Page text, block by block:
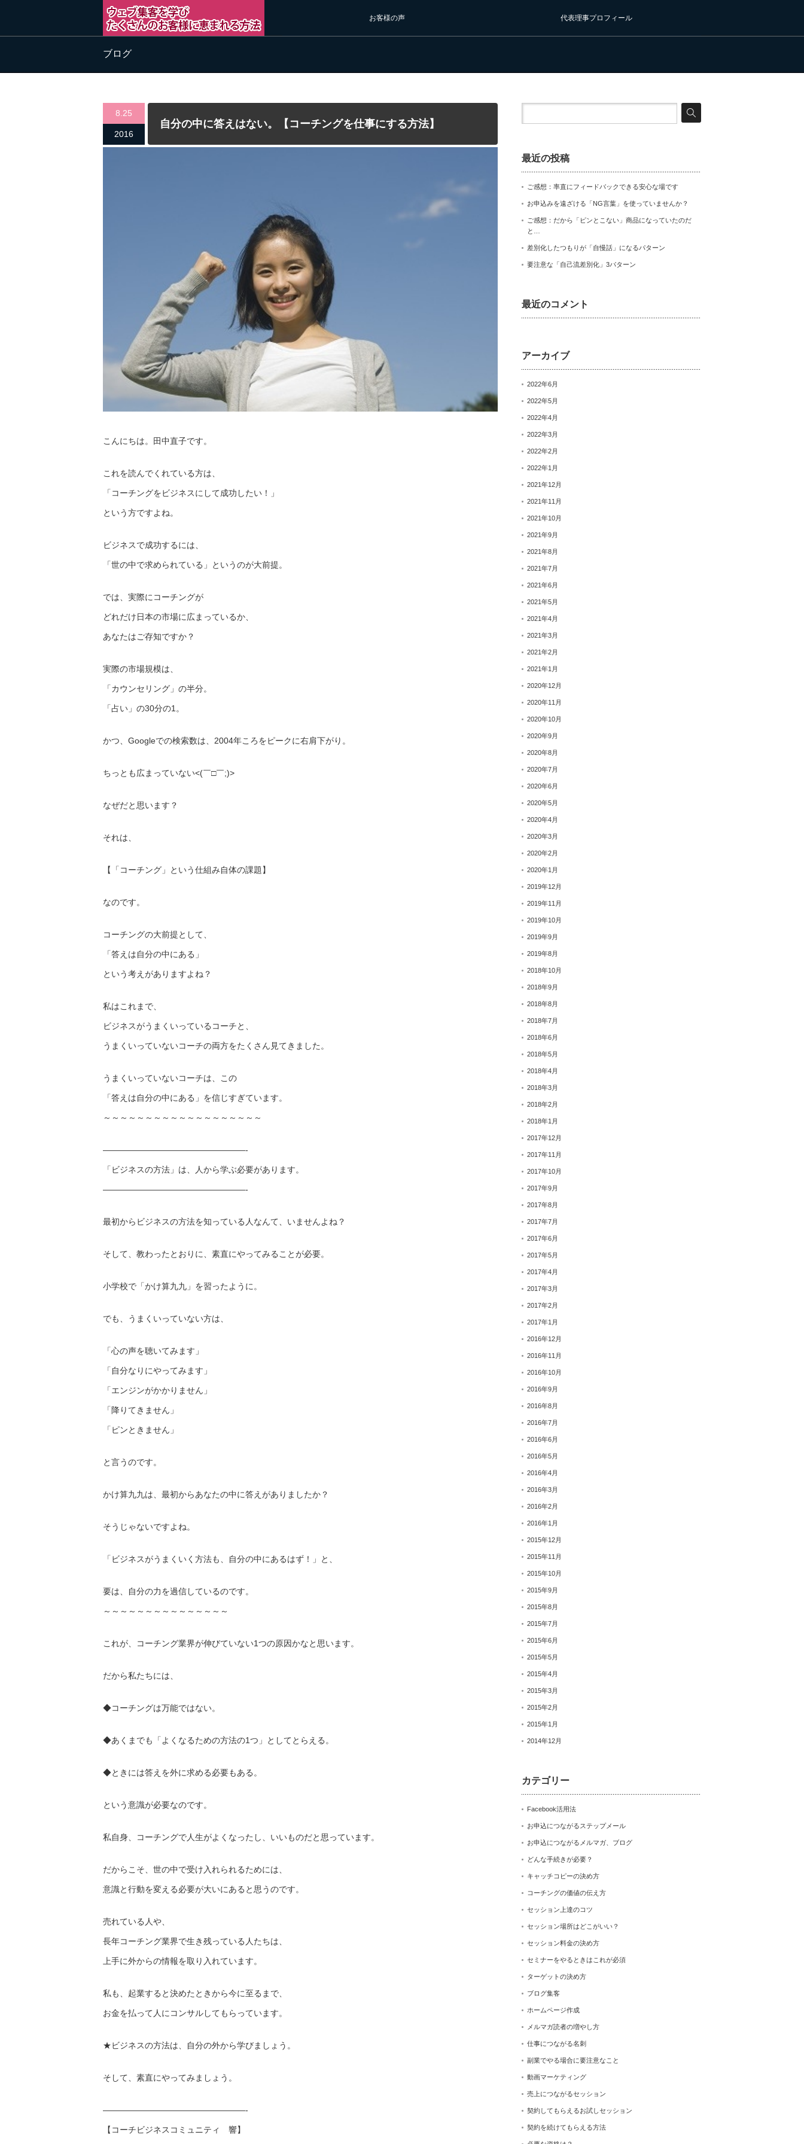
お客様の声 代表理事プロフィール
ブログ
8.25
2016
自分の中に答えはない。【コーチングを仕事にする方法】
こんにちは。田中直子です。
これを読んでくれている方は、
「コーチングをビジネスにして成功したい！」
という方ですよね。
ビジネスで成功するには、
「世の中で求められている」というのが大前提。
では、実際にコーチングが
どれだけ日本の市場に広まっているか、
あなたはご存知ですか？
実際の市場規模は、
「カウンセリング」の半分。
「占い」の30分の1。
かつ、Googleでの検索数は、2004年ころをピークに右肩下がり。
ちっとも広まっていない<(￣□￣;)>
なぜだと思います？
それは、
【「コーチング」という仕組み自体の課題】
なのです。
コーチングの大前提として、
「答えは自分の中にある」
という考えがありますよね？
私はこれまで、
ビジネスがうまくいっているコーチと、
うまくいっていないコーチの両方をたくさん見てきました。
うまくいっていないコーチは、この
「答えは自分の中にある」を信じすぎています。
～～～～～～～～～～～～～～～～～～～
—————————————————-
「ビジネスの方法」は、人から学ぶ必要があります。
—————————————————-
最初からビジネスの方法を知っている人なんて、いませんよね？
そして、教わったとおりに、素直にやってみることが必要。
小学校で「かけ算九九」を習ったように。
でも、うまくいっていない方は、
「心の声を聴いてみます」
「自分なりにやってみます」
「エンジンがかかりません」
「降りてきません」
「ピンときません」
と言うのです。
かけ算九九は、最初からあなたの中に答えがありましたか？
そうじゃないですよね。
「ビジネスがうまくいく方法も、自分の中にあるはず！」と、
要は、自分の力を過信しているのです。
～～～～～～～～～～～～～～～
これが、コーチング業界が伸びていない1つの原因かなと思います。
だから私たちには、
◆コーチングは万能ではない。
◆あくまでも「よくなるための方法の1つ」としてとらえる。
◆ときには答えを外に求める必要もある。
という意識が必要なのです。
私自身、コーチングで人生がよくなったし、いいものだと思っています。
だからこそ、世の中で受け入れられるためには、
意識と行動を変える必要が大いにあると思うのです。
売れている人や、
長年コーチング業界で生き残っている人たちは、
上手に外からの情報を取り入れています。
私も、起業すると決めたときから今に至るまで、
お金を払って人にコンサルしてもらっています。
★ビジネスの方法は、自分の外から学びましょう。
そして、素直にやってみましょう。
—————————————————-
【コーチビジネスコミュニティ 響】
最近の投稿
ご感想：率直にフィードバックできる安心な場です
お申込みを遠ざける「NG言葉」を使っていませんか？
ご感想：だから「ピンとこない」商品になっていたのだ
と…
差別化したつもりが「自慢話」になるパターン
要注意な「自己流差別化」3パターン
最近のコメント
アーカイブ
2022年6月
2022年5月
2022年4月
2022年3月
2022年2月
2022年1月
2021年12月
2021年11月
2021年10月
2021年9月
2021年8月
2021年7月
2021年6月
2021年5月
2021年4月
2021年3月
2021年2月
2021年1月
2020年12月
2020年11月
2020年10月
2020年9月
2020年8月
2020年7月
2020年6月
2020年5月
2020年4月
2020年3月
2020年2月
2020年1月
2019年12月
2019年11月
2019年10月
2019年9月
2019年8月
2018年10月
2018年9月
2018年8月
2018年7月
2018年6月
2018年5月
2018年4月
2018年3月
2018年2月
2018年1月
2017年12月
2017年11月
2017年10月
2017年9月
2017年8月
2017年7月
2017年6月
2017年5月
2017年4月
2017年3月
2017年2月
2017年1月
2016年12月
2016年11月
2016年10月
2016年9月
2016年8月
2016年7月
2016年6月
2016年5月
2016年4月
2016年3月
2016年2月
2016年1月
2015年12月
2015年11月
2015年10月
2015年9月
2015年8月
2015年7月
2015年6月
2015年5月
2015年4月
2015年3月
2015年2月
2015年1月
2014年12月
カテゴリー
Facebook活用法
お申込につながるステップメール
お申込につながるメルマガ、ブログ
どんな手続きが必要？
キャッチコピーの決め方
コーチングの価値の伝え方
セッション上達のコツ
セッション場所はどこがいい？
セッション料金の決め方
セミナーをやるときはこれが必須
ターゲットの決め方
ブログ集客
ホームページ作成
メルマガ読者の増やし方
仕事につながる名刺
副業でやる場合に要注意なこと
動画マーケティング
売上につながるセッション
契約してもらえるお試しセッション
契約を続けてもらえる方法